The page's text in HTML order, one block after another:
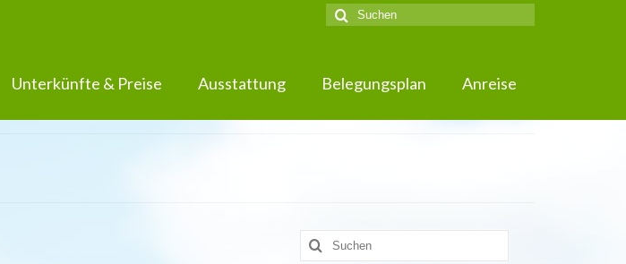
Suche
Unterkünfte & Preise Ausstattung Belegungsplan Anreise
Suche